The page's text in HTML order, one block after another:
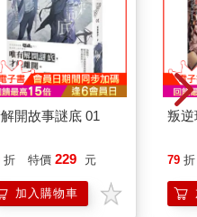
喜歡你的方式之一。
Friends and Influence
們自己，這是讓對方喜歡你
事，對方自然會心情愉悅。
心願意聽他說話時，便會感到
麼，和家人、朋友相處時，
問題，但是千萬不要像個記者
最近都在做些什麼」，或「最
真聆聽，就足以展開對話
開故事謎底 01
折 特價 229 元
加入購物車
叛逆
79 折